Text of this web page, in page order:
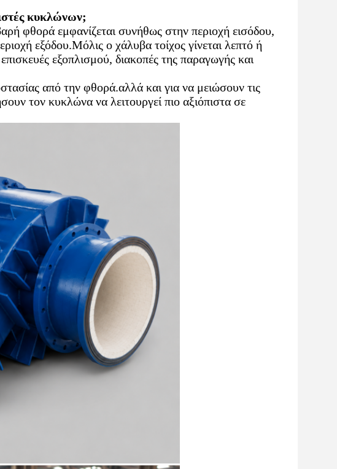
κυκλώνων;
φθορά εμφανίζεται συνήθως στην περιοχή εισόδου,
εξόδου.Μόλις ο χάλυβα τοίχος γίνεται λεπτό ή
εξοπλισμού, διακοπές της παραγωγής και
από την φθορά.αλλά και για να μειώσουν τις
τον κυκλώνα να λειτουργεί πιο αξιόπιστα σε